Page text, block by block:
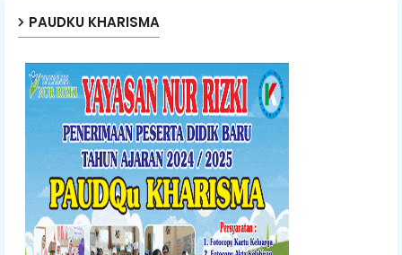
PAUDKU KHARISMA